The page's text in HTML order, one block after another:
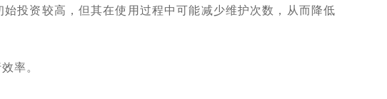
投资较高，但其在使用过程中可能减少维护次数，从而降低
率。